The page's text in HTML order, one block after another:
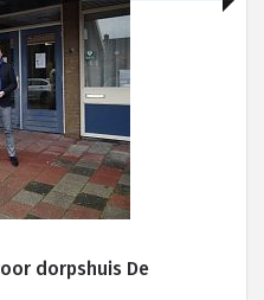
dorpshuis De